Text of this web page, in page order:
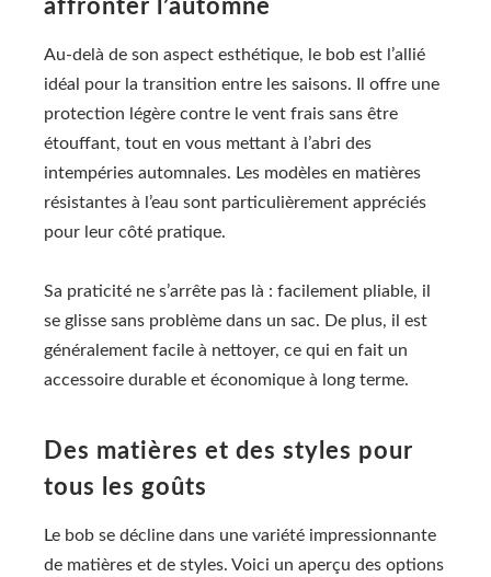
affronter l’automne
Au-delà de son aspect esthétique, le bob est l’allié
idéal pour la transition entre les saisons. Il offre une
protection légère contre le vent frais sans être
étouffant, tout en vous mettant à l’abri des
intempéries automnales. Les modèles en matières
résistantes à l’eau sont particulièrement appréciés
pour leur côté pratique.
Sa praticité ne s’arrête pas là : facilement pliable, il
se glisse sans problème dans un sac. De plus, il est
généralement facile à nettoyer, ce qui en fait un
accessoire durable et économique à long terme.
Des matières et des styles pour
tous les goûts
Le bob se décline dans une variété impressionnante
de matières et de styles. Voici un aperçu des options